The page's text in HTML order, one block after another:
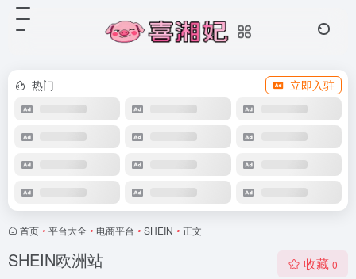
热门 立即入驻
首页 • 平台大全 • 电商平台 • SHEIN • 正文
SHEIN欧洲站 收藏 0